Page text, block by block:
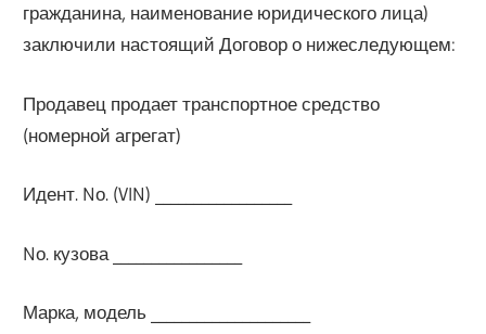
гражданина, наименование юридического лица)
заключили настоящий Договор о нижеследующем:
Продавец продает транспортное средство
(номерной агрегат)
Идент. Nо. (VIN) __________________
Nо. кузова _________________
Марка, модель _____________________